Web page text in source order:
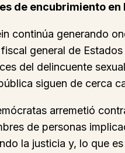
de encubrimiento
continúa generando
general de
del delincuente
siguen de cerca
arremetió
de personas
la justicia y, lo que